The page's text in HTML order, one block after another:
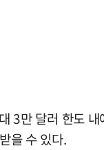
3만 달러 한도 내
을 수 있다.